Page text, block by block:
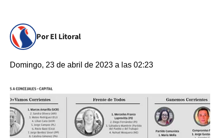
Por El Litoral
Domingo, 23 de abril de 2023 a las 02:23